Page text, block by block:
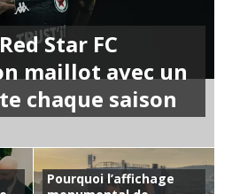
Star FC
maillot avec un
chaque saison
Pourquoi l’affichage